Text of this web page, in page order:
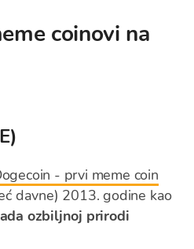
coinovi na
- prvi meme coin
davne) 2013. godine kao
ozbiljnoj prirodi